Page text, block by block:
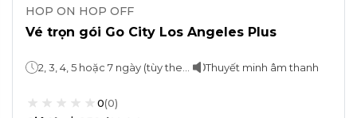
HOP ON HOP OFF
Vé trọn gói Go City Los Angeles Plus
Thuyết minh âm thanh
0(0)